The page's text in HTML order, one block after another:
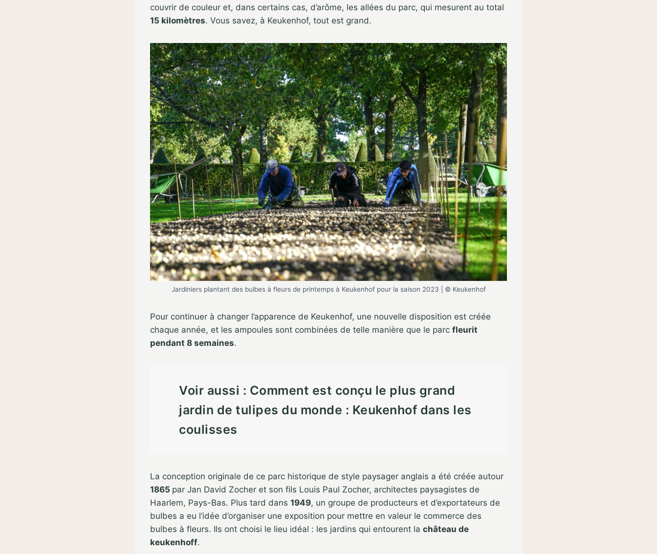
couvrir de couleur et, dans certains cas, d’arôme, les allées du parc, qui mesurent au total
15 kilomètres. Vous savez, à Keukenhof, tout est grand.
Jardiniers plantant des bulbes à fleurs de printemps à Keukenhof pour la saison 2023 | © Keukenhof
Pour continuer à changer l’apparence de Keukenhof, une nouvelle disposition est créée
chaque année, et les ampoules sont combinées de telle manière que le parc fleurit
pendant 8 semaines.
Voir aussi : Comment est conçu le plus grand
jardin de tulipes du monde : Keukenhof dans les
coulisses
La conception originale de ce parc historique de style paysager anglais a été créée autour
1865 par Jan David Zocher et son fils Louis Paul Zocher, architectes paysagistes de
Haarlem, Pays-Bas. Plus tard dans 1949, un groupe de producteurs et d’exportateurs de
bulbes a eu l’idée d’organiser une exposition pour mettre en valeur le commerce des
bulbes à fleurs. Ils ont choisi le lieu idéal : les jardins qui entourent la château de
keukenhoff.